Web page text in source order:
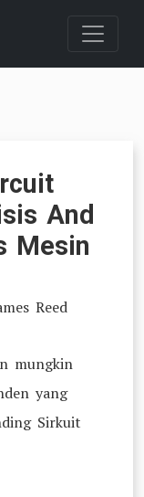
And
Mesin
Reed
mungkin
yang
Sirkuit